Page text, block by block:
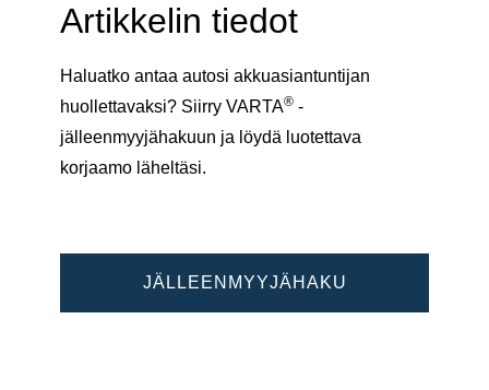
Artikkelin tiedot
Haluatko antaa autosi akkuasiantuntijan
huollettavaksi? Siirry VARTA® -
jälleenmyyjähakuun ja löydä luotettava
korjaamo läheltäsi.
JÄLLEENMYYJÄHAKU